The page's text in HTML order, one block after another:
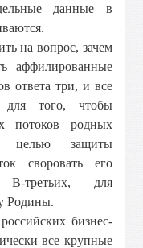
данные в
на вопрос, зачем
аффилированные
ответа три, и все
для того, чтобы
потоков родных
целью защиты
своровать его
В-третьих, для
Родины.
бизнес-
все крупные